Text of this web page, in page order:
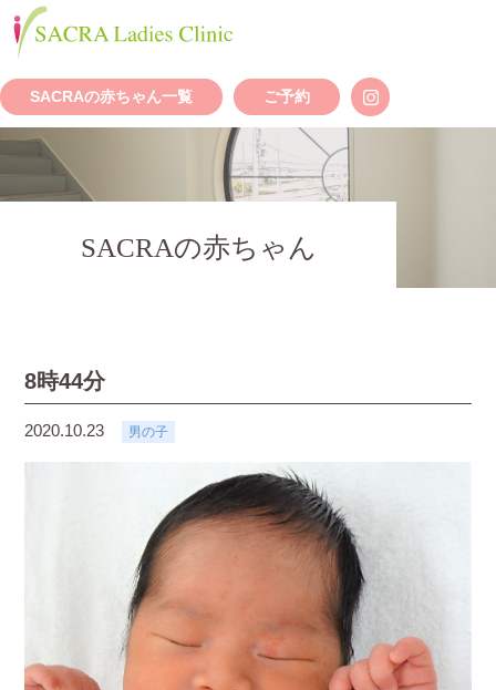
SACRAの赤ちゃん一覧 ご予約
SACRAの赤ちゃん
8時44分
2020.10.23 男の子